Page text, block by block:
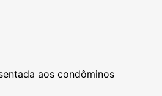
aos condôminos